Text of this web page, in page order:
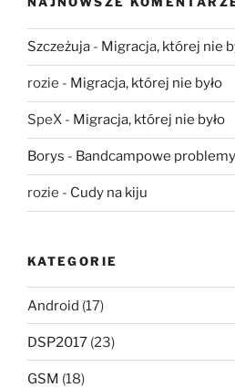
Szczeżuja - Migracja, której nie
rozie - Migracja, której nie było
SpeX - Migracja, której nie było
Borys - Bandcampowe problemy
rozie - Cudy na kiju
KATEGORIE
Android (17)
DSP2017 (23)
GSM (18)